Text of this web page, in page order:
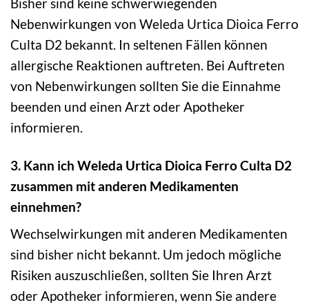
Nebenwirkungen von Weleda Urtica Dioica Ferro
Culta D2 bekannt. In seltenen Fällen können
allergische Reaktionen auftreten. Bei Auftreten
von Nebenwirkungen sollten Sie die Einnahme
beenden und einen Arzt oder Apotheker
informieren.
3. Kann ich Weleda Urtica Dioica Ferro Culta D2
zusammen mit anderen Medikamenten
einnehmen?
Wechselwirkungen mit anderen Medikamenten
sind bisher nicht bekannt. Um jedoch mögliche
Risiken auszuschließen, sollten Sie Ihren Arzt
oder Apotheker informieren, wenn Sie andere